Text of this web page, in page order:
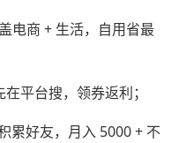
电商 + 生活，自用省最
平台搜，领券返利；
累好友，月入 5000 + 不